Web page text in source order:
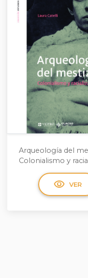
Arqueología del
Colonialismo y
visibility VER